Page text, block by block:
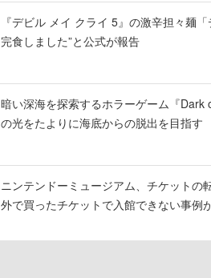
『デビル メイ クライ 5』の激辛担々麺
完食しました”と公式が報告
暗い深海を探索するホラーゲーム『
の光をたよりに海底からの脱出を目指す
ニンテンドーミュージアム、チケットの
外で買ったチケットで入館できない事例